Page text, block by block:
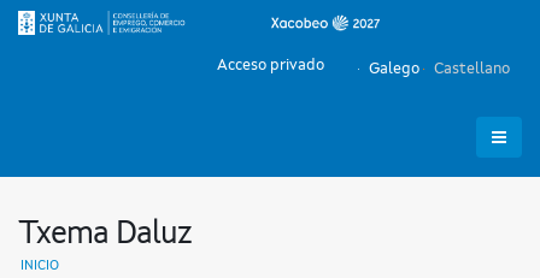
Galego Castellano
Acceso privado
Txema Daluz
INICIO